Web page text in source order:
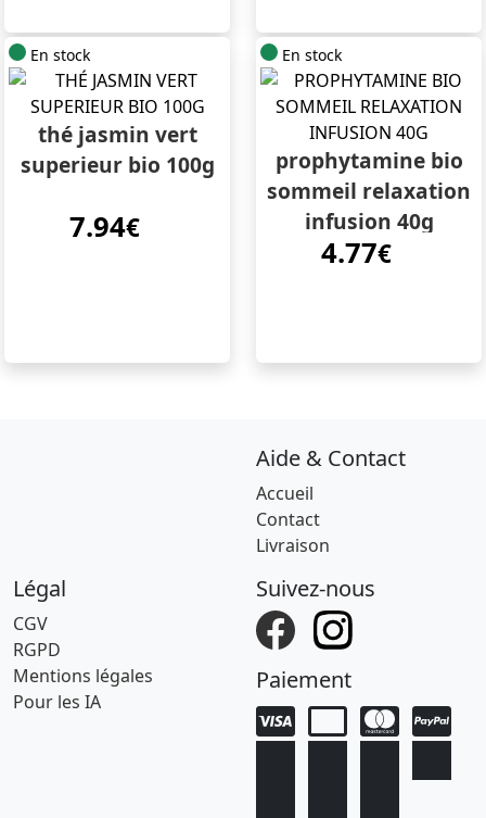
En stock
thé jasmin vert
superieur bio 100g
7.94€
En stock
prophytamine bio
sommeil relaxation
infusion 40g
4.77€
Aide & Contact
Accueil
Contact
Livraison
Légal
CGV
RGPD
Mentions légales
Pour les IA
Suivez-nous
Paiement